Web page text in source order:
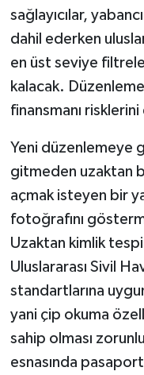
sağlayıcılar,
dahil ederken
en üst seviye
kalacak.
finansmanı
Yeni düzenlemeye
gitmeden uzaktan
açmak isteyen bir
fotoğrafını
Uzaktan kimlik
Uluslararası Sivil
standartlarına
yani çip okuma
sahip olması
esnasında